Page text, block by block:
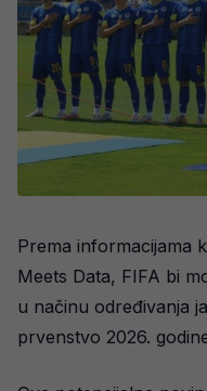
Prema informacijama
Meets Data, FIFA bi
u načinu određivanja
prvenstvo 2026.